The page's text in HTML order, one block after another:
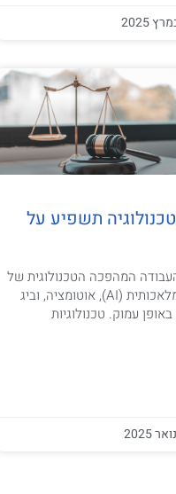
תשפיע על
המהפכה הטכנולוגית של
המאה ה-21, המונעת על ידי בינה מלאכותית (AI), אוטומציה, וביג
עמוק. טכנולוגיות